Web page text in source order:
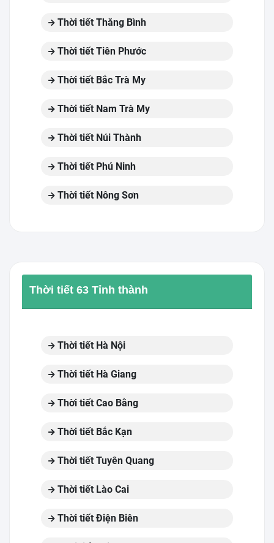
Thời tiết Thăng Bình
Thời tiết Tiên Phước
Thời tiết Bắc Trà My
Thời tiết Nam Trà My
Thời tiết Núi Thành
Thời tiết Phú Ninh
Thời tiết Nông Sơn
Thời tiết 63 Tỉnh thành
Thời tiết Hà Nội
Thời tiết Hà Giang
Thời tiết Cao Bằng
Thời tiết Bắc Kạn
Thời tiết Tuyên Quang
Thời tiết Lào Cai
Thời tiết Điện Biên